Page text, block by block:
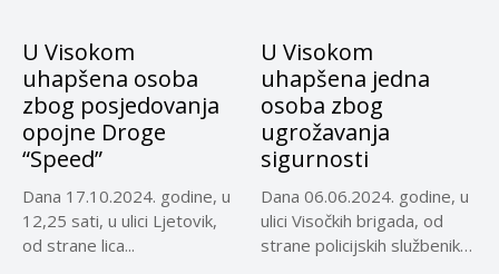
U Visokom
uhapšena osoba
zbog posjedovanja
opojne Droge
“Speed”
Dana 17.10.2024. godine, u
12,25 sati, u ulici Ljetovik,
od strane lica...
U Visokom
uhapšena jedna
osoba zbog
ugrožavanja
sigurnosti
Dana 06.06.2024. godine, u
ulici Visočkih brigada, od
strane policijskih službenika